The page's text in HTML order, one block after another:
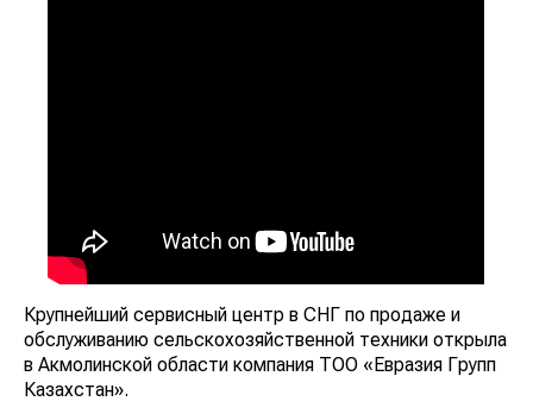
Крупнейший сервисный центр в СНГ по продаже и
обслуживанию сельскохозяйственной техники открыла
в Акмолинской области компания ТОО «Евразия Групп
Казахстан».